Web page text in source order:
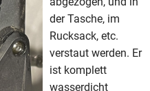
der Tasche, im
Rucksack, etc.
verstaut werden. Er
ist komplett
wasserdicht